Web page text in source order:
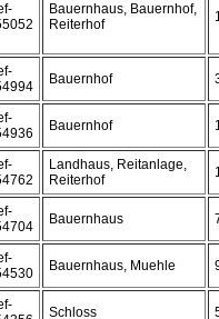
Bauernhaus, Bauernhof,
Reiterhof
Bauernhof
Bauernhof
Landhaus, Reitanlage,
Reiterhof
Bauernhaus
Bauernhaus, Muehle
Schloss